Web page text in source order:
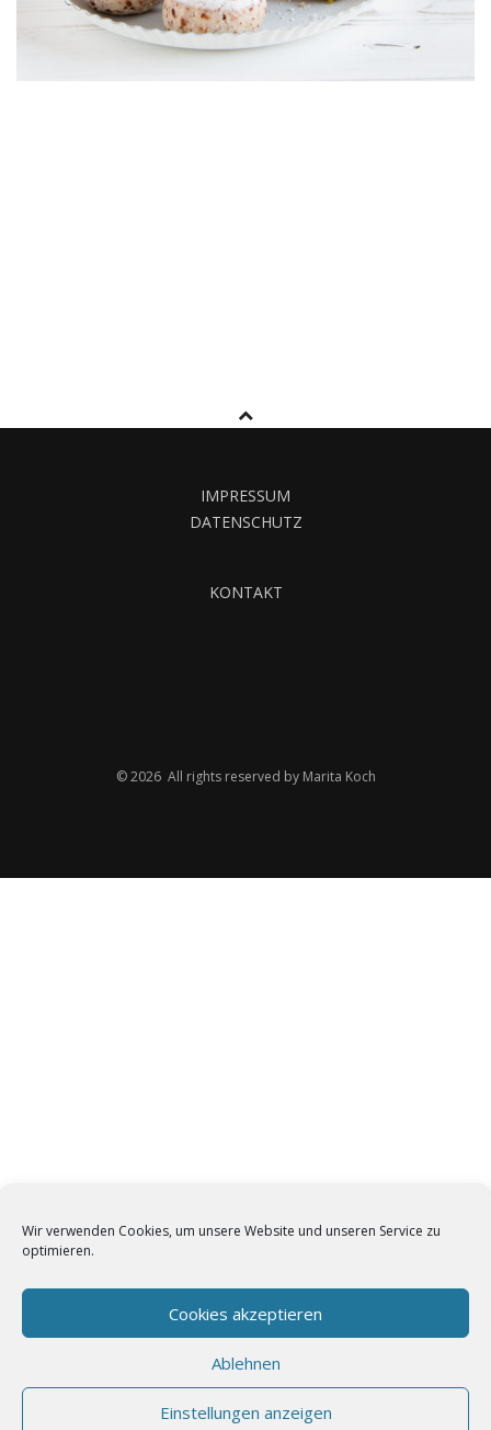
Wir verwenden Cookies, um unsere Website und unseren Service zu
optimieren.
Cookies akzeptieren
Ablehnen
Einstellungen anzeigen
IMPRESSUM
DATENSCHUTZ
KONTAKT
© 2026 All rights reserved by Marita Koch